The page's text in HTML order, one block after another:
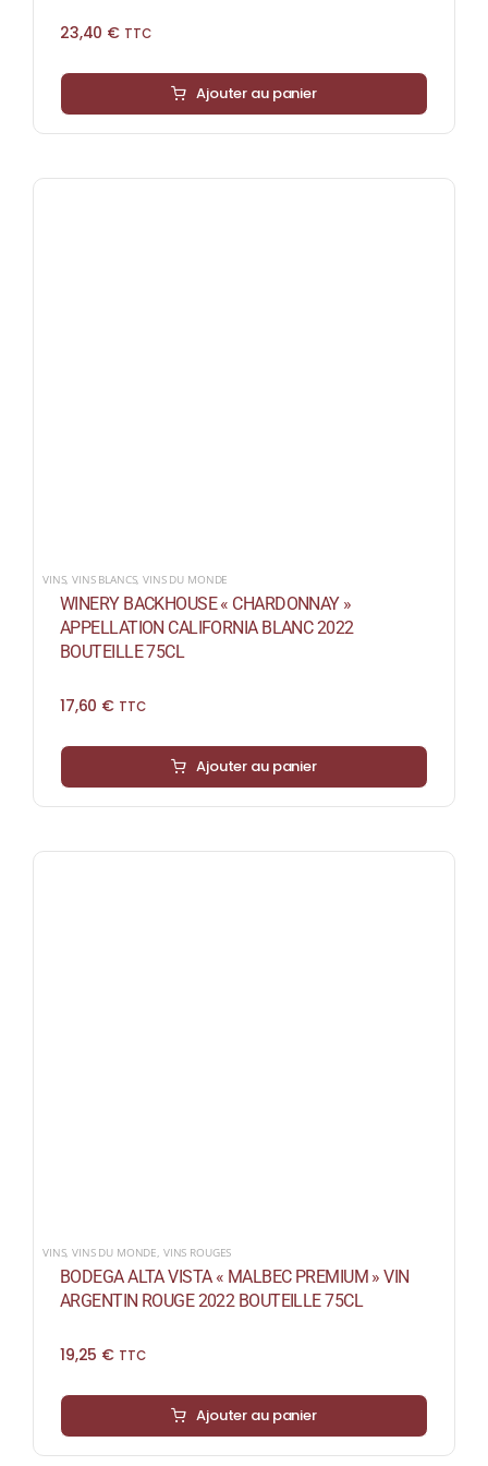
23,40 € TTC
Ajouter au panier
VINS,VINS BLANCS,VINS DU MONDE
WINERY BACKHOUSE « CHARDONNAY »
APPELLATION CALIFORNIA BLANC 2022
BOUTEILLE 75CL
17,60 € TTC
Ajouter au panier
VINS,VINS DU MONDE VINS ROUGES
BODEGA ALTA VISTA « MALBEC PREMIUM » VIN
ARGENTIN ROUGE 2022 BOUTEILLE 75CL
19,25 € TTC
Ajouter au panier